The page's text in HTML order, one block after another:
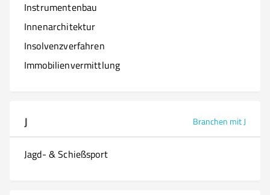
Instrumentenbau
Innenarchitektur
Insolvenzverfahren
Immobilienvermittlung
J Branchen mit J
Jagd- & Schießsport